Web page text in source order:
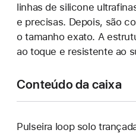
linhas de silicone
e precisas. Depois, são
o tamanho exato. A
ao toque e resistente ao
Conteúdo da caixa
Pulseira loop solo